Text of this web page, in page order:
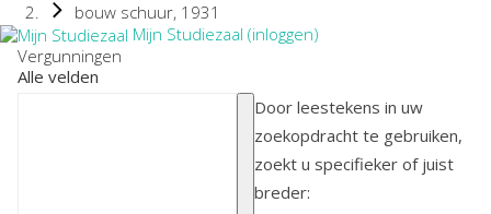
bouw schuur, 1931
Mijn Studiezaal (inloggen)
Vergunningen
Alle velden
Door leestekens in uw
zoekopdracht te gebruiken,
zoekt u specifieker of juist
breder: